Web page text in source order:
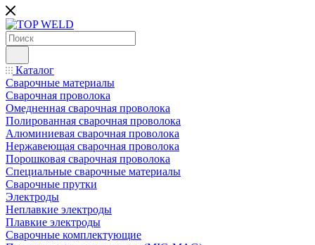
Каталог
Сварочные материалы
Сварочная проволока
Омедненная сварочная проволока
Полированная сварочная проволока
Алюминиевая сварочная проволока
Нержавеющая сварочная проволока
Порошковая сварочная проволока
Специальные сварочные материалы
Сварочные прутки
Электроды
Неплавкие электроды
Плавкие электроды
Сварочные комплектующие